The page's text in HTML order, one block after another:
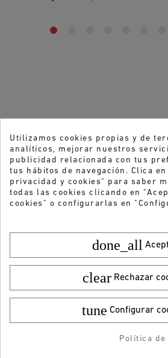
49,95 €
24,99 €
¿Quieres recibir
novedades?
-5% DTO + Envío Gratis
Utilizamos cookies propias y de
analíticos, mejorar nuestros
publicidad relacionada con tus
tus hábitos de navegación. Clica
privacidad y cookies" para saber
todas las cookies clicando en
cookies" o configurarlas en
done_all
clear Rechazar
tune Configurar
Política